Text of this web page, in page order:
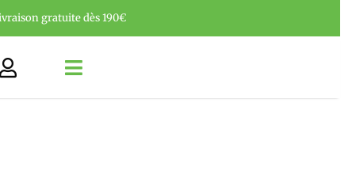
gratuite dès 190€